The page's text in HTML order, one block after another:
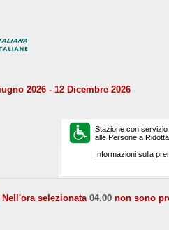
2026 - 12 Dicembre 2026
Stazione con
alle Persone a
Informazioni sulla
Nell'ora selezionata 04.00 non sono